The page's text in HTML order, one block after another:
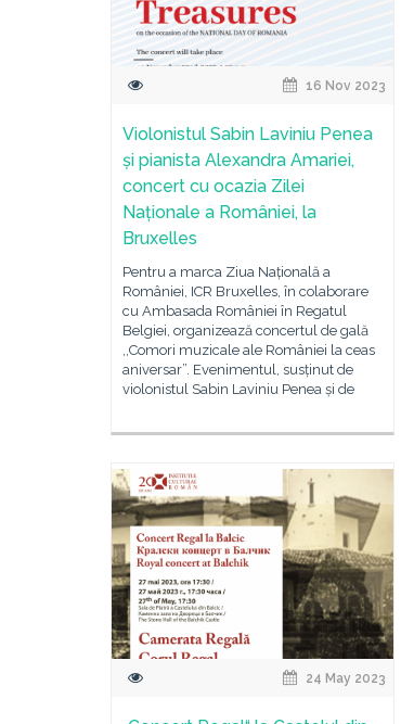
16 Nov 2023
Violonistul Sabin Laviniu Penea
și pianista Alexandra Amariei,
concert cu ocazia Zilei
Naționale a României, la
Bruxelles
Pentru a marca Ziua Națională a
României, ICR Bruxelles, în colaborare
cu Ambasada României în Regatul
Belgiei, organizează concertul de gală
,,Comori muzicale ale României la ceas
aniversar”. Evenimentul, susținut de
violonistul Sabin Laviniu Penea și de
24 May 2023